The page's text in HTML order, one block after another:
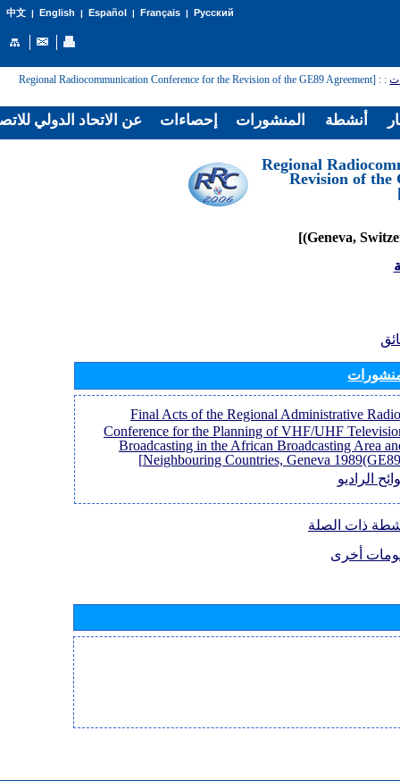
中文| English | Español | Français| Русский
:
: [Regional Radiocommunication Conference for the Revision of the GE89 Agreement
[Regional
Revision of the
[Final Acts of the Regional Administrative Radio
Conference for the Planning of VHF/UHF
Broadcasting in the African Broadcasting Area
Neighbouring Countries, Geneva
الراديو
ذات الصلة
أخرى
عن الاتحاد الدولي إحصاءات المنشورات أنشطة